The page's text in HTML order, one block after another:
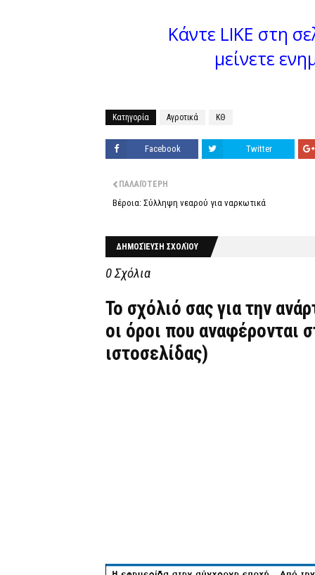
Κάντε LIKE στη
μείνετε
Κατηγορία Αγροτικά ΚΘ
Facebook Twitter
ΠΑΛΑΙΌΤΕΡΗ
Βέροια: Σύλληψη νεαρού για ναρκωτικά
ΔΗΜΟΣΊΕΥΣΗ ΣΧΟΛΊΟΥ
0 Σχόλια
Το σχόλιό σας για την
οι όροι που αναφέρονται
ιστοσελίδας)